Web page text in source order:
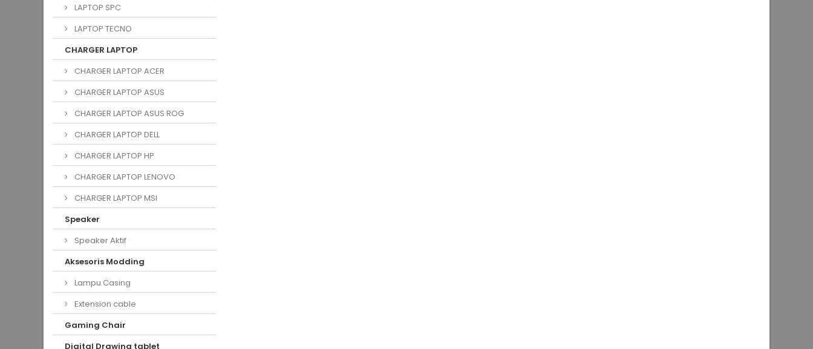
LAPTOP SPC
LAPTOP TECNO
CHARGER LAPTOP
CHARGER LAPTOP ACER
CHARGER LAPTOP ASUS
CHARGER LAPTOP ASUS ROG
CHARGER LAPTOP DELL
CHARGER LAPTOP HP
CHARGER LAPTOP LENOVO
CHARGER LAPTOP MSI
Speaker
Speaker Aktif
Aksesoris Modding
Lampu Casing
Extension cable
Gaming Chair
Digital Drawing tablet